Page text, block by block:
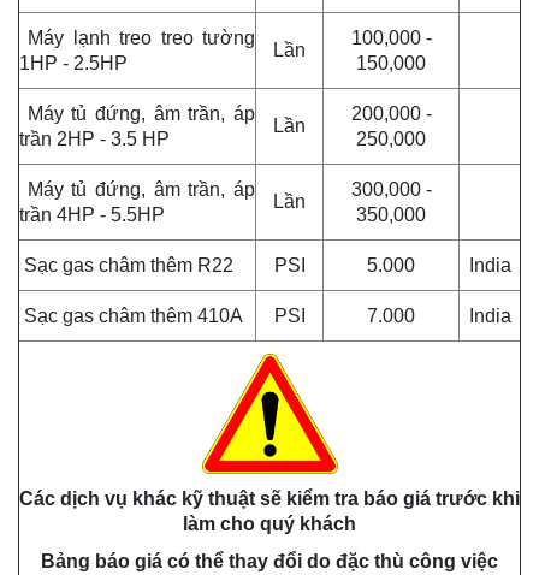
Máy lạnh treo treo tường
1HP - 2.5HP
Lần
100,000 -
150,000
Máy tủ đứng, âm trần, áp
trần 2HP - 3.5 HP
Lần
200,000 -
250,000
Máy tủ đứng, âm trần, áp
trần 4HP - 5.5HP
Lần
300,000 -
350,000
Sạc gas châm thêm R22 PSI 5.000 India
Sạc gas châm thêm 410A PSI 7.000 India
Các dịch vụ khác kỹ thuật sẽ kiểm tra báo giá trước khi
làm cho quý khách
Bảng báo giá có thể thay đổi do đặc thù công việc